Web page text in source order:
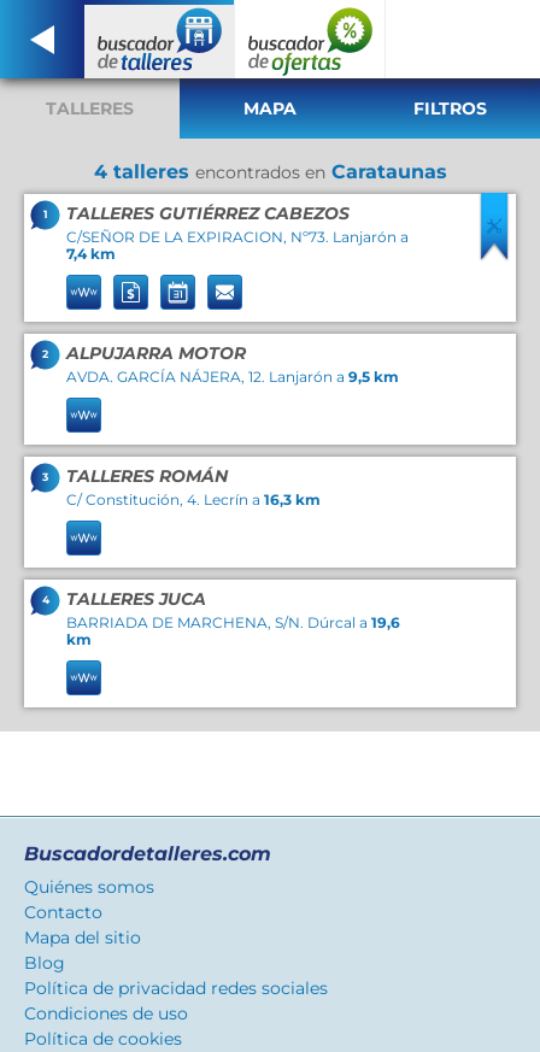
TALLERES MAPA FILTROS
4 talleres encontrados en Carataunas
1 TALLERES GUTIÉRREZ CABEZOS
C/SEÑOR DE LA EXPIRACION, Nº73. Lanjarón a
7,4 km
2 ALPUJARRA MOTOR
AVDA. GARCÍA NÁJERA, 12. Lanjarón a 9,5 km
3 TALLERES ROMÁN
C/ Constitución, 4. Lecrín a 16,3 km
4 TALLERES JUCA
BARRIADA DE MARCHENA, S/N. Dúrcal a 19,6
km
Buscadordetalleres.com
Quiénes somos
Contacto
Mapa del sitio
Blog
Política de privacidad redes sociales
Condiciones de uso
Política de cookies